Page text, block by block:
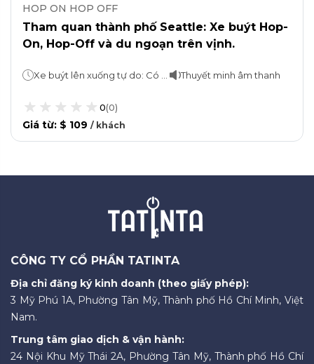
HOP ON HOP OFF
Tham quan thành phố Seattle: Xe buýt Hop-
On, Hop-Off và du ngoạn trên vịnh.
Thuyết minh âm thanh
0(0)
Giá từ: $ 109 / khách
CÔNG TY CỔ PHẦN TATINTA
Địa chỉ đăng ký kinh doanh (theo giấy phép):
3 Mỹ Phú 1A, Phường Tân Mỹ, Thành phố Hồ Chí Minh, Việt
Nam.
Trung tâm giao dịch & vận hành:
24 Nội Khu Mỹ Thái 2A, Phường Tân Mỹ, Thành phố Hồ Chí